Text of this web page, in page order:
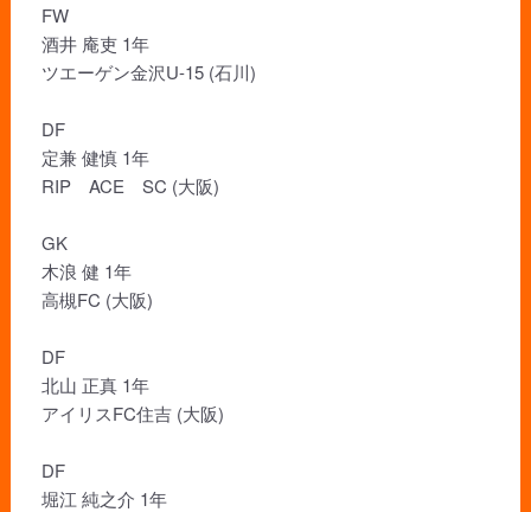
FW
酒井 庵吏 1年
ツエーゲン金沢U-15 (石川)
DF
定兼 健慎 1年
RIP ACE SC (大阪)
GK
木浪 健 1年
高槻FC (大阪)
DF
北山 正真 1年
アイリスFC住吉 (大阪)
DF
堀江 純之介 1年